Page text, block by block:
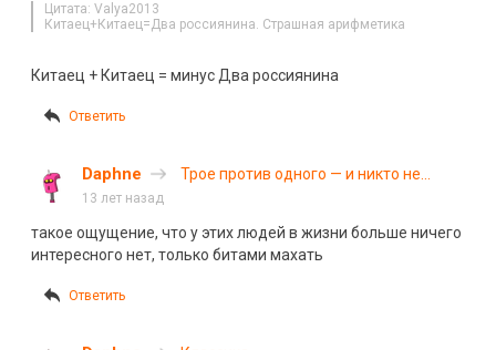
Цитата: Valya2013
Китаец+Китаец=Два россиянина. Страшная арифметика
Китаец + Китаец = минус Два россиянина
Ответить
Daphne
Трое против одного — и никто не
13 лет назад
такое ощущение, что у этих людей в жизни больше ничего
интересного нет, только битами махать
Ответить